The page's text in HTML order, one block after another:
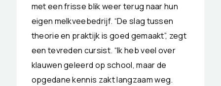
met een frisse blik weer terug naar hun
eigen melkveebedrijf. “De slag tussen
theorie en praktijk is goed gemaakt”, zegt
een tevreden cursist. “Ik heb veel over
klauwen geleerd op school, maar de
opgedane kennis zakt langzaam weg.